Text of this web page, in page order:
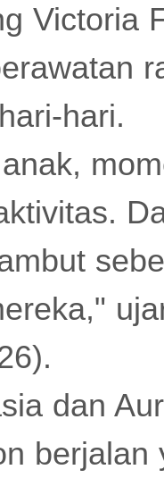
Victoria
hari.
dan